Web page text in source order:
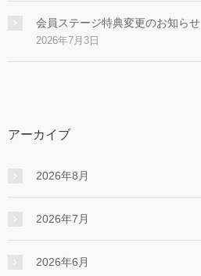
会員ステージ特典変更のお知らせ
2026年7月3日
アーカイブ
2026年8月
2026年7月
2026年6月